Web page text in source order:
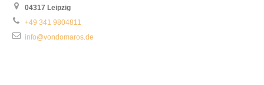
04317 Leipzig
+49 341 9804811
info@vondomaros.de